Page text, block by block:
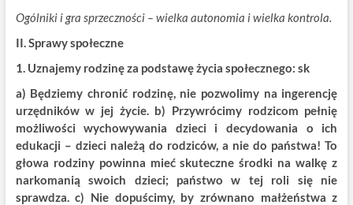
Ogólniki i gra sprzeczności – wielka autonomia i wielka kontrola.
II. Sprawy społeczne
1. Uznajemy rodzinę za podstawę życia społecznego: sk
a) Będziemy chronić rodzinę, nie pozwolimy na ingerencję
urzędników w jej życie. b) Przywrócimy rodzicom pełnię
możliwości wychowywania dzieci i decydowania o ich
edukacji – dzieci należą do rodziców, a nie do państwa! To
głowa rodziny powinna mieć skuteczne środki na walkę z
narkomanią swoich dzieci; państwo w tej roli się nie
sprawdza. c) Nie dopuścimy, by zrównano małżeństwa z